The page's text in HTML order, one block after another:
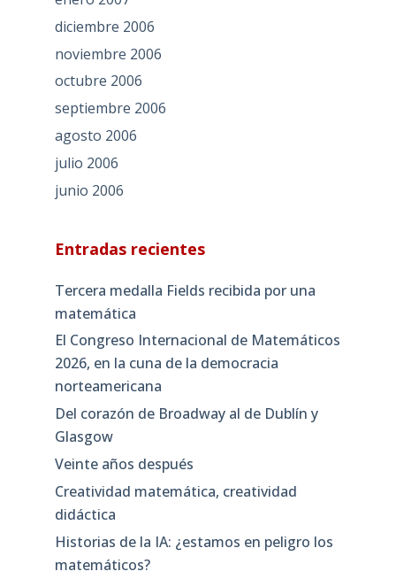
diciembre 2006
noviembre 2006
octubre 2006
septiembre 2006
agosto 2006
julio 2006
junio 2006
Entradas recientes
Tercera medalla Fields recibida por una
matemática
El Congreso Internacional de Matemáticos
2026, en la cuna de la democracia
norteamericana
Del corazón de Broadway al de Dublín y
Glasgow
Veinte años después
Creatividad matemática, creatividad
didáctica
Historias de la IA: ¿estamos en peligro los
matemáticos?